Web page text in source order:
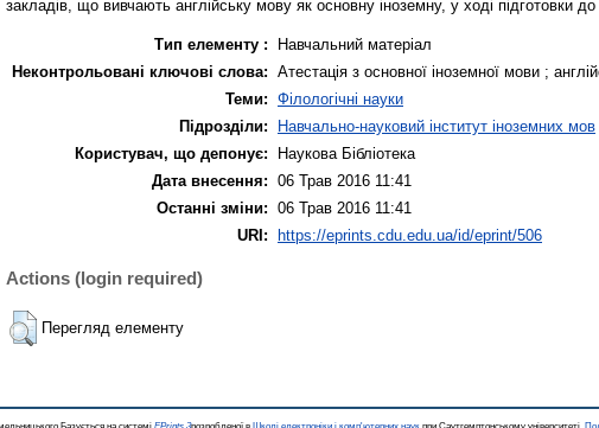
закладів, що вивчають англійську мову як основну іноземну, у ході підготовки до
Тип елементу :
Навчальний матеріал
Неконтрольовані ключові слова: Атестація з основної іноземної мови ;
Теми: Філологічні науки
Підрозділи:
Навчально-науковий інститут іноземних мов
Користувач, що депонує:
Наукова Бібліотека
Дата внесення: 06 Трав 2016 11:41
Останні зміни: 06 Трав 2016 11:41
URI: https://eprints.cdu.edu.ua/id/eprint/506
Actions (login required)
Перегляд елементу
Базується на системі EPrints 3розробленої в Школі електроніки і комп'ютерних наук при Саутгемптонському університеті.